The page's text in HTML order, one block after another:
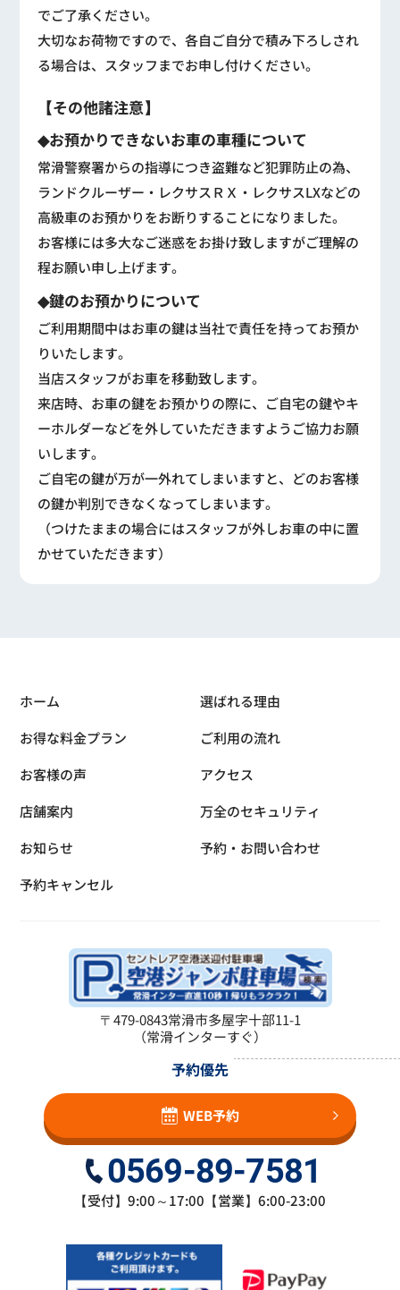
でご了承ください。
大切なお荷物ですので、各自ご自分で積み下ろしされ
る場合は、スタッフまでお申し付けください。
【その他諸注意】
◆お預かりできないお車の車種について
常滑警察署からの指導につき盗難など犯罪防止の為、
ランドクルーザー・レクサスＲＸ・レクサスLXなどの
高級車のお預かりをお断りすることになりました。
お客様には多大なご迷惑をお掛け致しますがご理解の
程お願い申し上げます。
◆鍵のお預かりについて
ご利用期間中はお車の鍵は当社で責任を持ってお預か
りいたします。
当店スタッフがお車を移動致します。
来店時、お車の鍵をお預かりの際に、ご自宅の鍵やキ
ーホルダーなどを外していただきますようご協力お願
いします。
ご自宅の鍵が万が一外れてしまいますと、どのお客様
の鍵か判別できなくなってしまいます。
（つけたままの場合にはスタッフが外しお車の中に置
かせていただきます）
ホーム
選ばれる理由
お得な料金プラン
ご利用の流れ
お客様の声
アクセス
店舗案内
万全のセキュリティ
お知らせ
予約・お問い合わせ
予約キャンセル
〒479-0843常滑市多屋字十部11-1
（常滑インターすぐ）
予約優先
WEB予約
0569-89-7581
【受付】9:00～17:00【営業】6:00-23:00